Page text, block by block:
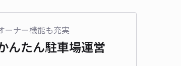
ーナー機能も充実
んたん駐車場運営